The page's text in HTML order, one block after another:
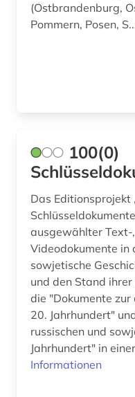
apartheid (3)
arabisch (12)
arabistik (6)
arbeit (1)
arbeiterin (1)
arbeiterklasse (1)
(Ostbrandenburg,
Pommern, Posen,
100(0)
Das Editionsprojekt
ausgewählter Text-
Videodokumente in
sowjetische
und den Stand
die "Dokumente zur
20. Jahrhundert"
russischen und
Jahrhundert" in
Informationen